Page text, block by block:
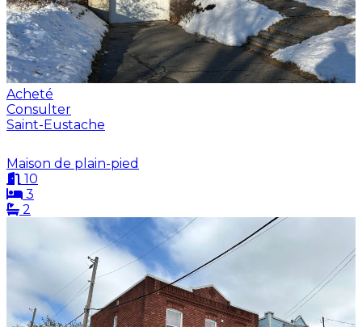
Acheté
Consulter
Saint-Eustache
Maison de plain-pied
10
3
2